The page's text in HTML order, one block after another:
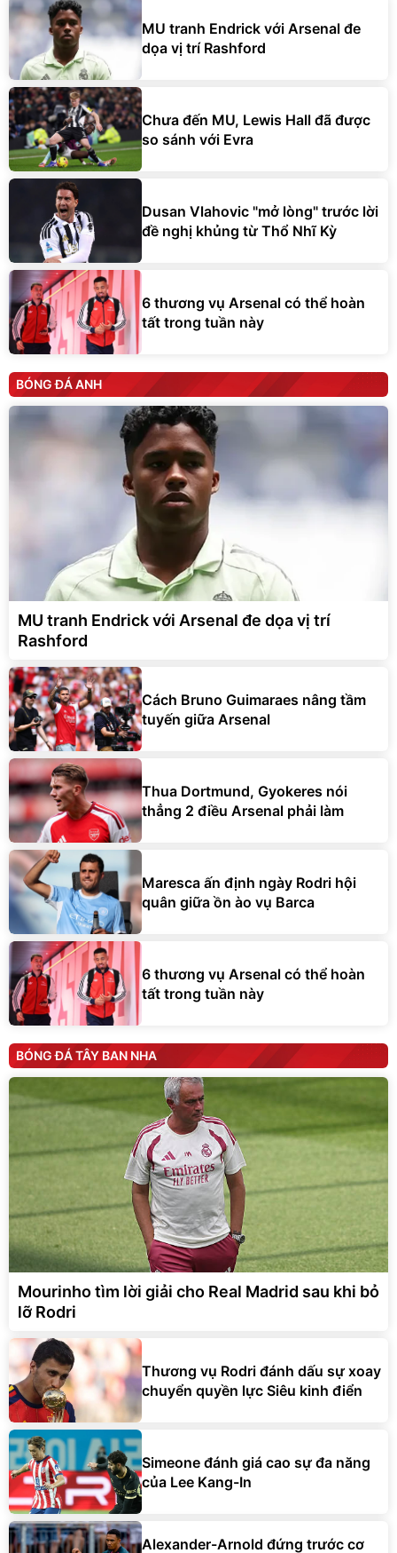
MU tranh Endrick với Arsenal đe
dọa vị trí Rashford
Chưa đến MU, Lewis Hall đã được
so sánh với Evra
Dusan Vlahovic "mở lòng" trước lời
đề nghị khủng từ Thổ Nhĩ Kỳ
6 thương vụ Arsenal có thể hoàn
tất trong tuần này
BÓNG ĐÁ ANH
MU tranh Endrick với Arsenal đe dọa vị trí
Rashford
Cách Bruno Guimaraes nâng tầm
tuyến giữa Arsenal
Thua Dortmund, Gyokeres nói
thẳng 2 điều Arsenal phải làm
Maresca ấn định ngày Rodri hội
quân giữa ồn ào vụ Barca
6 thương vụ Arsenal có thể hoàn
tất trong tuần này
BÓNG ĐÁ TÂY BAN NHA
Mourinho tìm lời giải cho Real Madrid sau khi bỏ
lỡ Rodri
Thương vụ Rodri đánh dấu sự xoay
chuyển quyền lực Siêu kinh điển
Simeone đánh giá cao sự đa năng
của Lee Kang-In
Alexander-Arnold đứng trước cơ